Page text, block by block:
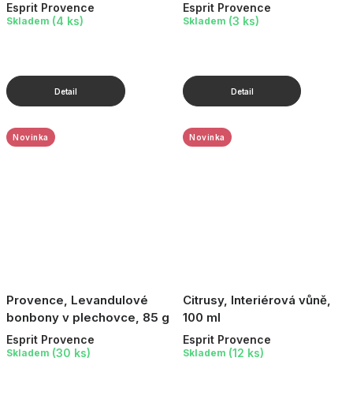
Esprit Provence
Skladem (4 ks)
Esprit Provence
Skladem (3 ks)
Provence, Levandulové
bonbony v plechovce, 85 g
Novinka
Esprit Provence
Skladem (30 ks)
Citrusy, Interiérová vůně,
100 ml
Novinka
Esprit Provence
Skladem (12 ks)